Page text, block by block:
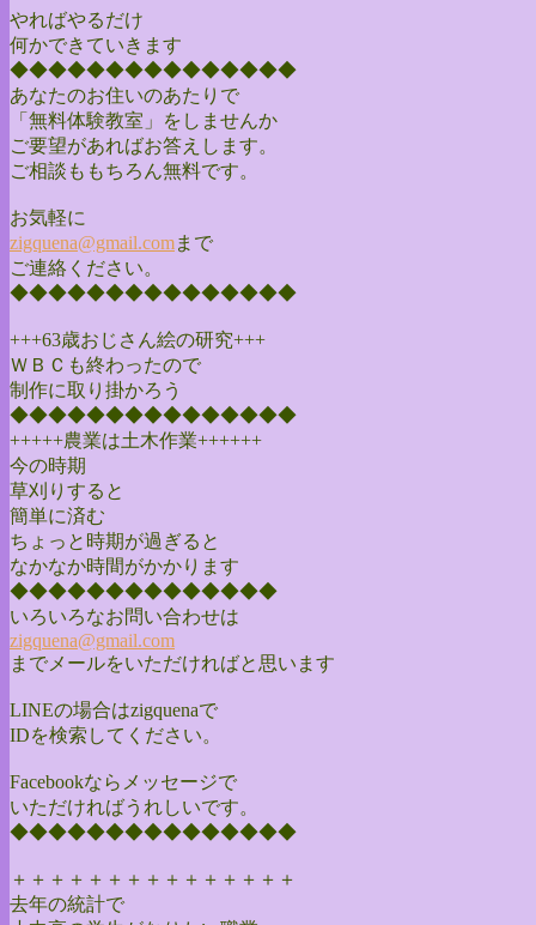
やればやるだけ
何かできていきます
◆◆◆◆◆◆◆◆◆◆◆◆◆◆◆
あなたのお住いのあたりで
「無料体験教室」をしませんか
ご要望があればお答えします。
ご相談ももちろん無料です。
お気軽に
zigquena@gmail.comまで
ご連絡ください。
◆◆◆◆◆◆◆◆◆◆◆◆◆◆◆
+++63歳おじさん絵の研究+++
ＷＢＣも終わったので
制作に取り掛かろう
◆◆◆◆◆◆◆◆◆◆◆◆◆◆◆
+++++農業は土木作業++++++
今の時期
草刈りすると
簡単に済む
ちょっと時期が過ぎると
なかなか時間がかかります
◆◆◆◆◆◆◆◆◆◆◆◆◆◆
いろいろなお問い合わせは
zigquena@gmail.com
までメールをいただければと思います
LINEの場合はzigquenaで
IDを検索してください。
Facebookならメッセージで
いただければうれしいです。
◆◆◆◆◆◆◆◆◆◆◆◆◆◆◆
＋＋＋＋＋＋＋＋＋＋＋＋＋＋＋
去年の統計で